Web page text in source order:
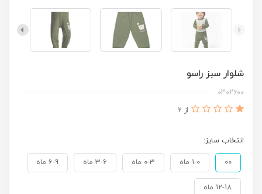
شلوار سبز راسو
0302600
از 2
انتخاب سایز:
00 1-0 ماه 0-3 ماه 3-6 ماه 6-9 ماه
12-18 ماه